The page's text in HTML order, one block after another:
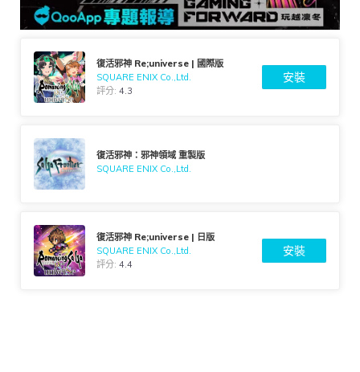
復活邪神 Re;universe | 國際版
SQUARE ENIX Co.,Ltd.
評分:4.3
安裝
復活邪神：邪神領域 重製版
SQUARE ENIX Co.,Ltd.
復活邪神 Re;universe | 日版
SQUARE ENIX Co.,Ltd.
評分:4.4
安裝